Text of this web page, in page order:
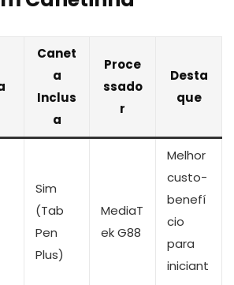
Canet
a
Inclus
a
Proce
ssado
r
Desta
que
Sim
(Tab
Pen
Plus)
MediaT
ek G88
Melhor
custo-
benefí
cio
para
iniciant